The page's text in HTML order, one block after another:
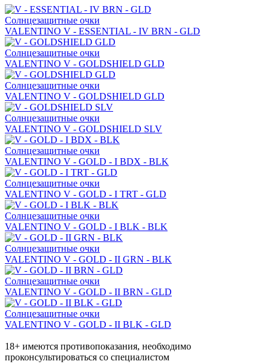
Солнцезащитные очки
VALENTINO V - ESSENTIAL - IV BRN - GLD
Солнцезащитные очки
VALENTINO V - GOLDSHIELD GLD
Солнцезащитные очки
VALENTINO V - GOLDSHIELD GLD
Солнцезащитные очки
VALENTINO V - GOLDSHIELD SLV
Солнцезащитные очки
VALENTINO V - GOLD - I BDX - BLK
Солнцезащитные очки
VALENTINO V - GOLD - I TRT - GLD
Солнцезащитные очки
VALENTINO V - GOLD - I BLK - BLK
Солнцезащитные очки
VALENTINO V - GOLD - II GRN - BLK
Солнцезащитные очки
VALENTINO V - GOLD - II BRN - GLD
Солнцезащитные очки
VALENTINO V - GOLD - II BLK - GLD
18+ имеются противопоказания, необходимо
проконсультироваться со специалистом